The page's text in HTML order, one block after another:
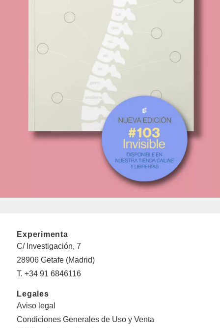
Experimenta
C/ Investigación, 7
28906 Getafe (Madrid)
T. +34 91 6846116
Legales
Aviso legal
Condiciones Generales de Uso y Venta